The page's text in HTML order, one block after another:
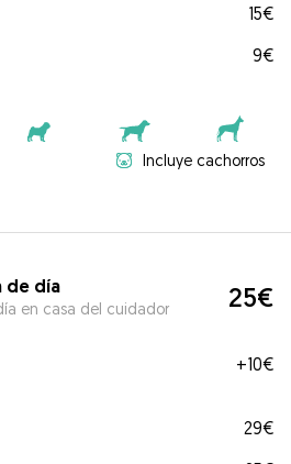
15€
9€
Incluye cachorros
de día
en casa del cuidador 25€
+10€
29€